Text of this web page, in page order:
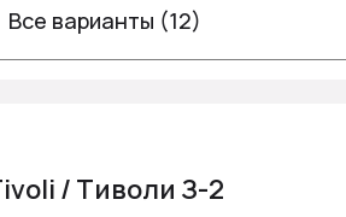
Все варианты (12)
/ Тиволи З-2